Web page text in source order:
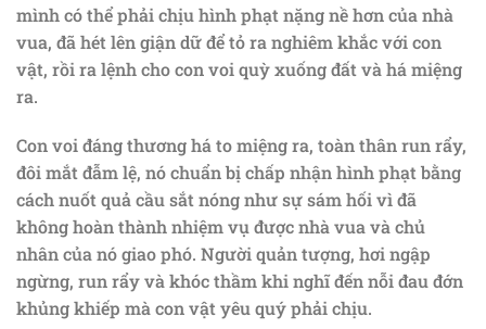
mình có thể phải chịu hình phạt nặng nề hơn của nhà
vua, đã hét lên giận dữ để tỏ ra nghiêm khắc với con
vật, rồi ra lệnh cho con voi quỳ xuống đất và há miệng
ra.
Con voi đáng thương há to miệng ra, toàn thân run rẩy,
đôi mắt đẫm lệ, nó chuẩn bị chấp nhận hình phạt bằng
cách nuốt quả cầu sắt nóng như sự sám hối vì đã
không hoàn thành nhiệm vụ được nhà vua và chủ
nhân của nó giao phó. Người quản tượng, hơi ngập
ngừng, run rẩy và khóc thầm khi nghĩ đến nỗi đau đớn
khủng khiếp mà con vật yêu quý phải chịu.